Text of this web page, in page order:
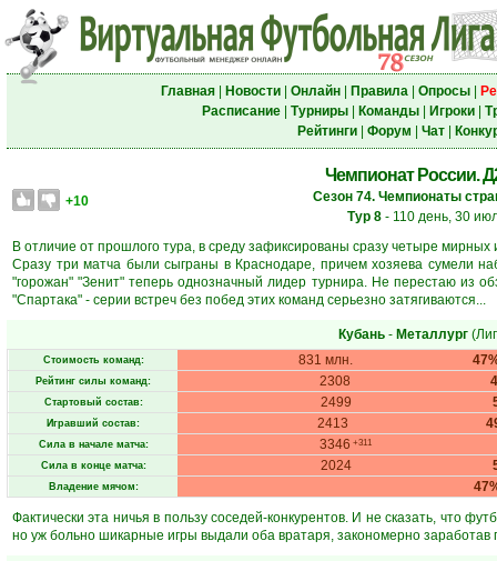
Главная| Новости| Онлайн| Правила| Опросы|
Расписание| Турниры| Команды| Игроки|
Рейтинги| Форум Чат|
Чемпионат России.
+10
Сезон 74. Чемпионаты
Тур 8- 110 день, 30
В отличие от прошлого тура, в среду зафиксированы сразу четыре
Сразу три матча были сыграны в Краснодаре, причем хозяева сумели
"горожан" "Зенит" теперь однозначный лидер турнира. Не перестаю из
"Спартака" - серии встреч без побед этих команд серьезно затягиваются...
Кубань - Металлург
Стоимость команд: 831 млн.
Рейтинг силы команд: 2308
Стартовый состав: 2499
Игравший состав: 2413
Сила в начале матча: 3346 +311
Сила в конце матча: 2024
Владение мячом:
Фактически эта ничья в пользу соседей-конкурентов. И не сказать, что
но уж больно шикарные игры выдали оба вратаря, закономерно заработав